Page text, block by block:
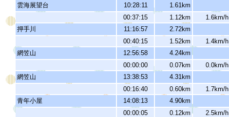
雲海展望台
10:28:11 1.61km
00:37:15
1.12km 1.6km/h
押手川
11:16:57 2.72km
00:40:15
1.52km 1.4km/h
網笠山
12:56:58 4.24km
00:00:00
0.07km 0.0km/h
網笠山
13:38:53 4.31km
00:16:40
0.60km 1.7km/h
青年小屋
14:08:13 4.90km
00:00:05
0.12km 2.5km/h